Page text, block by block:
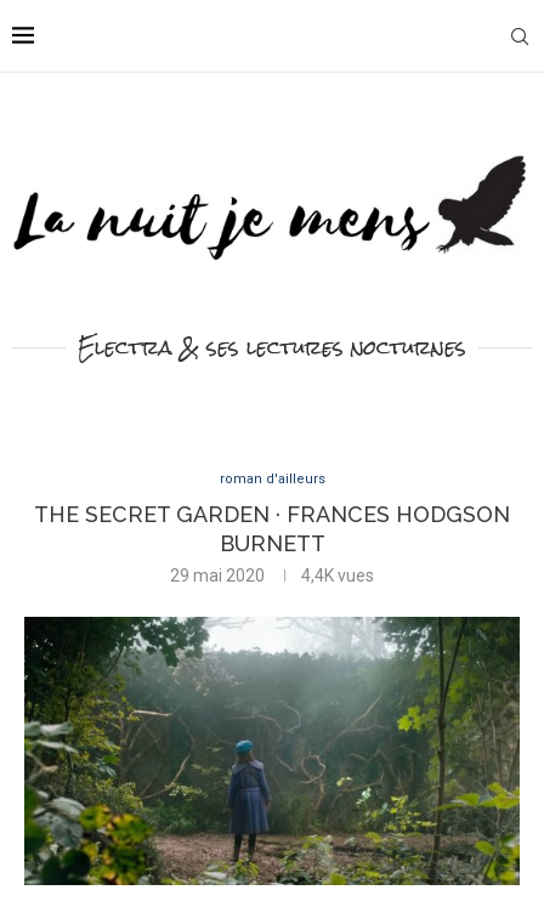
Electra & ses lectures nocturnes
roman d'ailleurs
THE SECRET GARDEN · FRANCES HODGSON
BURNETT
29 mai 2020 4,4Kvues